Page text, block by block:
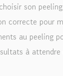
son
correcte pour
au peeling
à